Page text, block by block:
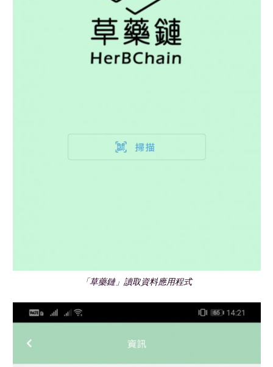
「草藥鏈」讀取資料應用程式